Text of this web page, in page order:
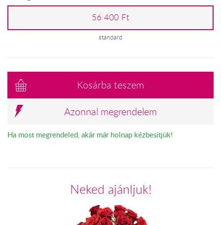
56 400 Ft
standard
Kosárba teszem
Azonnal megrendelem
Ha most megrendeled, akár már holnap kézbesítjük!
Neked ajánljuk!